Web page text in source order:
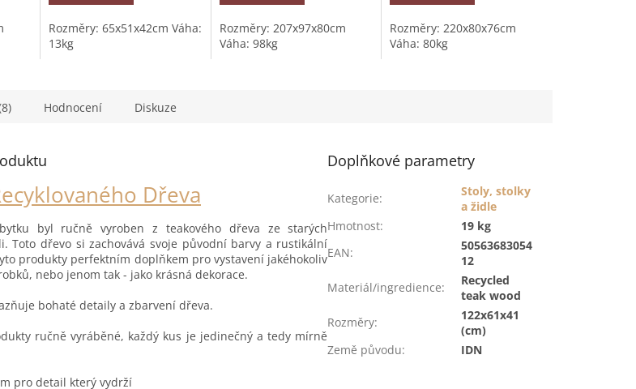
Rozměry: 65x51x42cm Váha:
13kg
Rozměry: 207x97x80cm
Váha: 98kg
Rozměry: 220x80x76cm
Váha: 80kg
Hodnocení Diskuze
Dřeva
byl ručně vyroben z teakového dřeva ze starých
Toto dřevo si zachovává svoje původní barvy a rustikální
produkty perfektním doplňkem pro vystavení jakéhokoliv
nebo jenom tak - jako krásná dekorace.
bohaté detaily a zbarvení dřeva.
ručně vyráběné, každý kus je jedinečný a tedy mírně
pro detail který vydrží
Doplňkové parametry
Kategorie:
Stoly, stolky
a židle
Hmotnost:
19 kg
EAN:
50563683054
12
Materiál/ingredience:
Recycled
teak wood
Rozměry:
122x61x41
(cm)
Země původu: IDN